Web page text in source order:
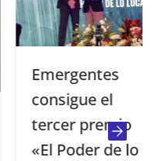
Emergentes
consigue el
tercer premio
«El Poder de lo